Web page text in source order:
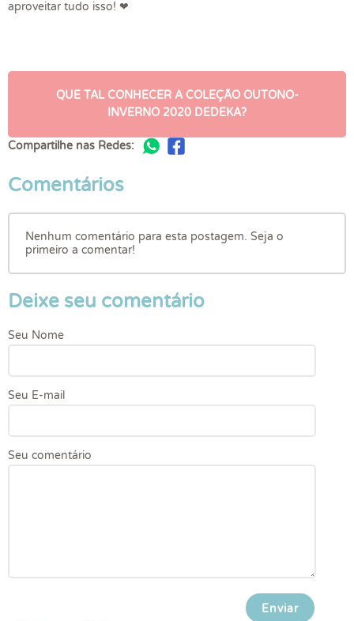
aproveitar tudo isso! ❤
QUE TAL CONHECER A COLEÇÃO OUTONO-
INVERNO 2020 DEDEKA?
Compartilhe nas Redes:
Comentários
Nenhum comentário para esta postagem. Seja o
primeiro a comentar!
Deixe seu comentário
Seu Nome
Seu E-mail
Seu comentário